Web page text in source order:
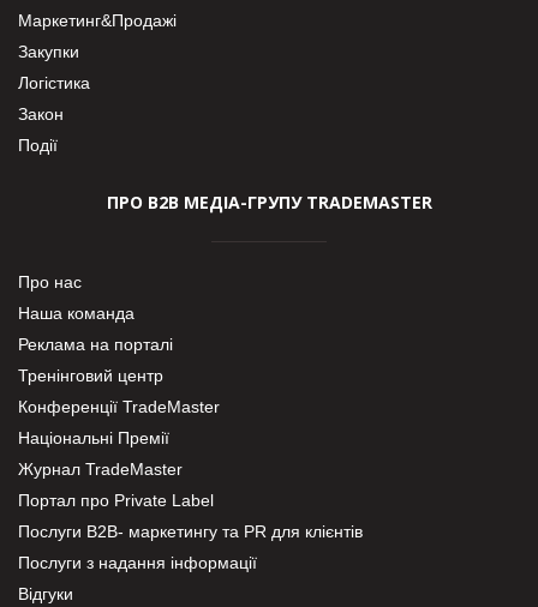
Маркетинг&Продажі
Закупки
Логістика
Закон
Події
ПРО В2В МЕДІА-ГРУПУ TRADEMASTER
Про нас
Наша команда
Реклама на порталі
Тренінговий центр
Конференції TradeMaster
Національні Премії
Журнал TradeMaster
Портал про Private Label
Послуги В2В- маркетингу та PR для клієнтів
Послуги з надання інформації
Відгуки